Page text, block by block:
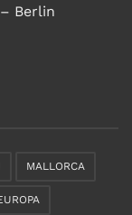
Berlin
MALLORCA